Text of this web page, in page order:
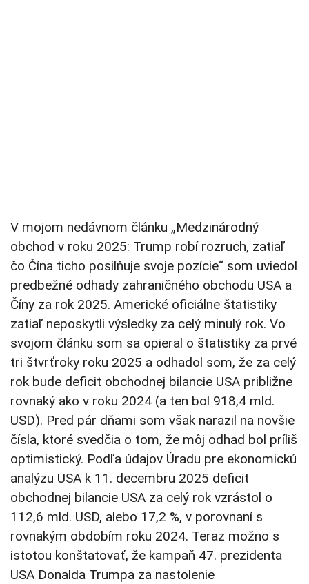
V mojom nedávnom článku „Medzinárodný
obchod v roku 2025: Trump robí rozruch, zatiaľ
čo Čína ticho posilňuje svoje pozície“ som uviedol
predbežné odhady zahraničného obchodu USA a
Číny za rok 2025. Americké oficiálne štatistiky
zatiaľ neposkytli výsledky za celý minulý rok. Vo
svojom článku som sa opieral o štatistiky za prvé
tri štvrťroky roku 2025 a odhadol som, že za celý
rok bude deficit obchodnej bilancie USA približne
rovnaký ako v roku 2024 (a ten bol 918,4 mld.
USD). Pred pár dňami som však narazil na novšie
čísla, ktoré svedčia o tom, že môj odhad bol príliš
optimistický. Podľa údajov Úradu pre ekonomickú
analýzu USA k 11. decembru 2025 deficit
obchodnej bilancie USA za celý rok vzrástol o
112,6 mld. USD, alebo 17,2 %, v porovnaní s
rovnakým obdobím roku 2024. Teraz možno s
istotou konštatovať, že kampaň 47. prezidenta
USA Donalda Trumpa za nastolenie